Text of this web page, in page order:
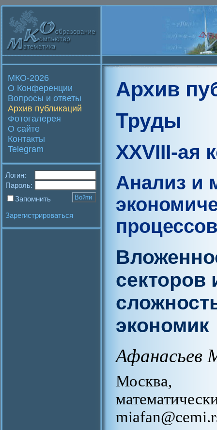
МКО-2026
О Конференции
Вопросы и ответы
Архив публикаций
Фотогалерея
О сайте
Контакты
Telegram
Логин:
Пароль:
Запомнить
Зарегистрироваться
Архив
Труды
XXVIII-ая
Анализ и
секторов
экономик
Москва,